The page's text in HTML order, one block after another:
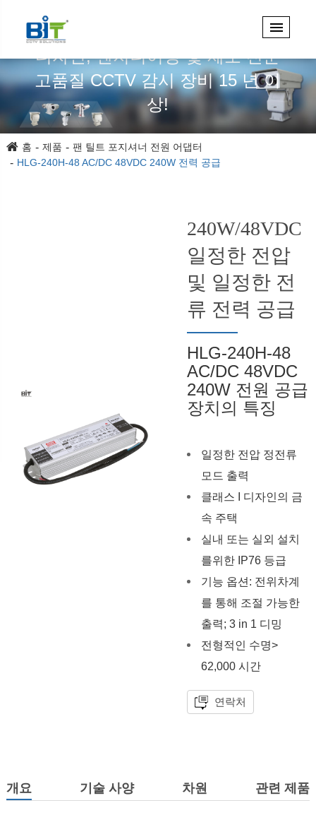
디자인, 엔지니어링 및 제조 전문
고품질 CCTV 감시 장비 15 년 이
상!
홈 제품
팬 틸트 포지셔너 전원 어댑터
HLG-240H-48 AC/DC 48VDC 240W 전력 공급
240W/48VDC
일정한 전압
및 일정한 전
류 전력 공급
HLG-240H-48
AC/DC 48VDC
240W 전원 공급
장치의 특징
일정한 전압 정전류
모드 출력
클래스 I 디자인의 금
속 주택
실내 또는 실외 설치
를위한 IP76 등급
기능 옵션: 전위차계
를 통해 조절 가능한
출력; 3 in 1 디밍
전형적인 수명>
62,000 시간
연락처
개요 기술 사양 차원 관련 제품